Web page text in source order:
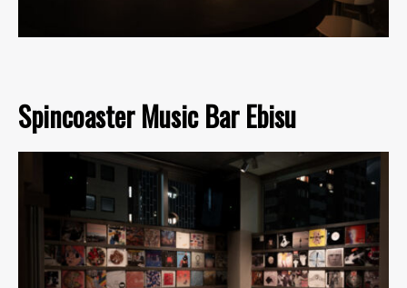
Spincoaster Music Bar Ebisu